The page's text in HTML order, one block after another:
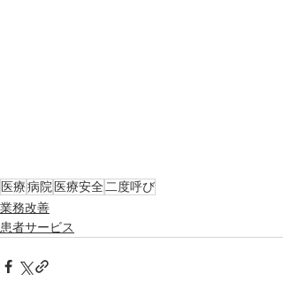
医療病院 医療安全 二度呼び
業務改善
患者サービス